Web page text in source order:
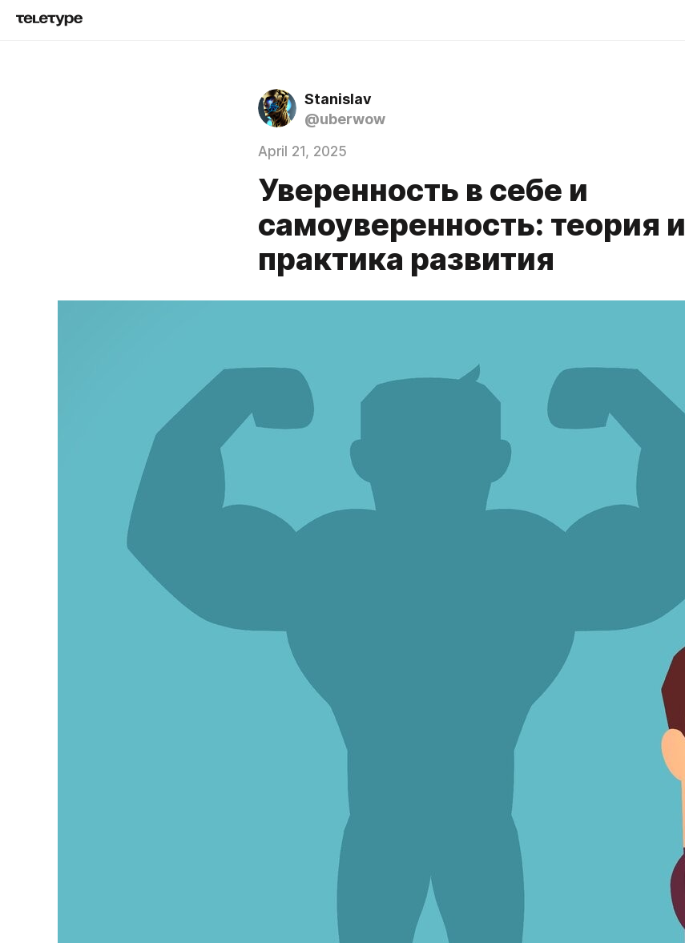
Stanislav
@uberwow
April 21, 2025
Уверенность в себе и
самоуверенность: теория и
практика развития